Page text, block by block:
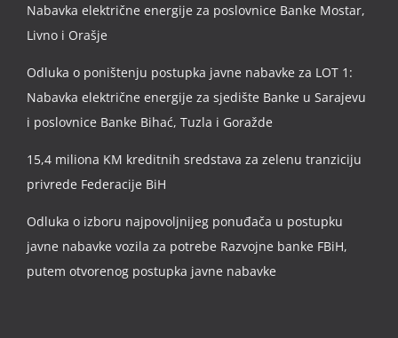
Nabavka električne energije za poslovnice Banke Mostar,
Livno i Orašje
Odluka o poništenju postupka javne nabavke za LOT 1:
Nabavka električne energije za sjedište Banke u Sarajevu
i poslovnice Banke Bihać, Tuzla i Goražde
15,4 miliona KM kreditnih sredstava za zelenu tranziciju
privrede Federacije BiH
Odluka o izboru najpovoljnijeg ponuđača u postupku
javne nabavke vozila za potrebe Razvojne banke FBiH,
putem otvorenog postupka javne nabavke